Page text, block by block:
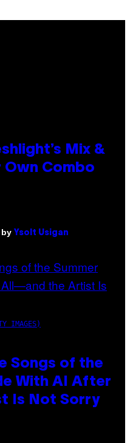
Mix &
Own Combo
by Ysolt Usigan
IMAGES)
Songs of the
With AI After
Is Not Sorry